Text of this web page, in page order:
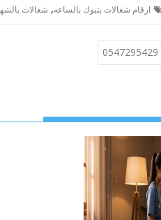
ارقام شغالات بتبوك بالساعه, شغالات